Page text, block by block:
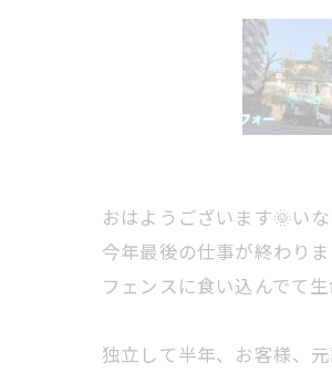
おはようございます🌞いな
今年最後の仕事が終わりま
フェンスに食い込んでて
独立して半年、お客様、